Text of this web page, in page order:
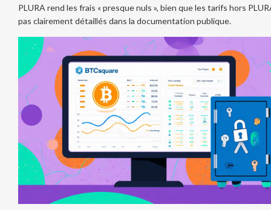
PLURA rend les frais « presque nuls », bien que les tarifs hors
pas clairement détaillés dans la documentation publique.